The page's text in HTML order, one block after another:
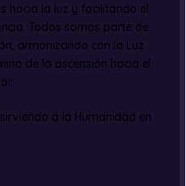
hacia la luz y facilitando el
Todos somos parte de
armonizando con la Luz
de la ascensión hacia el
a la Humanidad en